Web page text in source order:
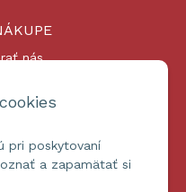
pri poskytovaní
a zapamätať si
nás